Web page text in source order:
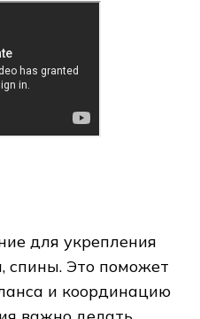
для укрепления
спины. Это поможет
и координацию